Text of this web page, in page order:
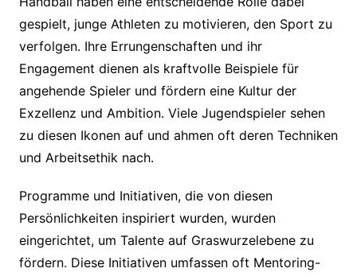
gespielt, junge Athleten zu motivieren, den Sport zu
verfolgen. Ihre Errungenschaften und ihr
Engagement dienen als kraftvolle Beispiele für
angehende Spieler und fördern eine Kultur der
Exzellenz und Ambition. Viele Jugendspieler sehen
zu diesen Ikonen auf und ahmen oft deren Techniken
und Arbeitsethik nach.
Programme und Initiativen, die von diesen
Persönlichkeiten inspiriert wurden, wurden
eingerichtet, um Talente auf Graswurzelebene zu
fördern. Diese Initiativen umfassen oft Mentoring-